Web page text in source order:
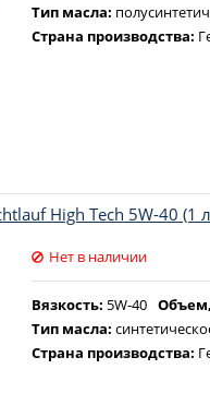
Тип масла:
Страна производства:
High Tech 5W-40 (1
Нет в наличии
Вязкость: 5W-40
Тип масла:
Страна производства: